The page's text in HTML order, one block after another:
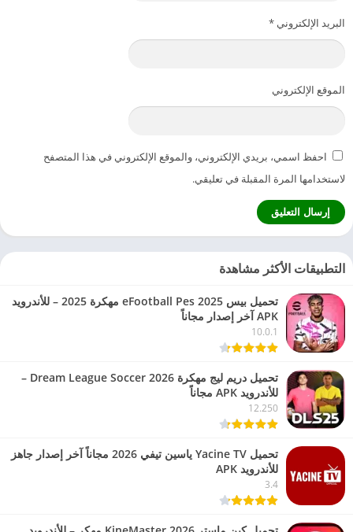
البريد الإلكتروني *
الموقع الإلكتروني
احفظ اسمي، بريدي الإلكتروني، والموقع الإلكتروني في هذا المتصفح
لاستخدامها المرة المقبلة في تعليقي.
التطبيقات الأكثر مشاهدة
تحميل بيس eFootball Pes 2025 مهكرة 2025 – للأندرويد
APK آخر إصدار مجاناً
10.0.1
تحميل دريم ليج مهكرة 2026 Dream League Soccer –
للأندرويد APK مجاناً
12.250
تحميل Yacine TV ياسين تيفي 2026 مجاناً آخر إصدار جاهز
للأندرويد APK
3.4